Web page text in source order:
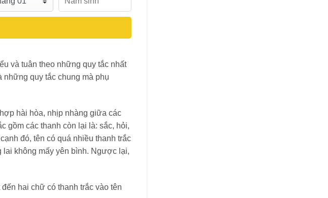
và tuân theo những quy tắc nhất
những quy tắc chung mà phụ
hài hòa, nhịp nhàng giữa các
gồm các thanh còn lại là: sắc, hỏi,
đó, tên có quá nhiều thanh trắc
không mấy yên bình. Ngược lại,
hai chữ có thanh trắc vào tên